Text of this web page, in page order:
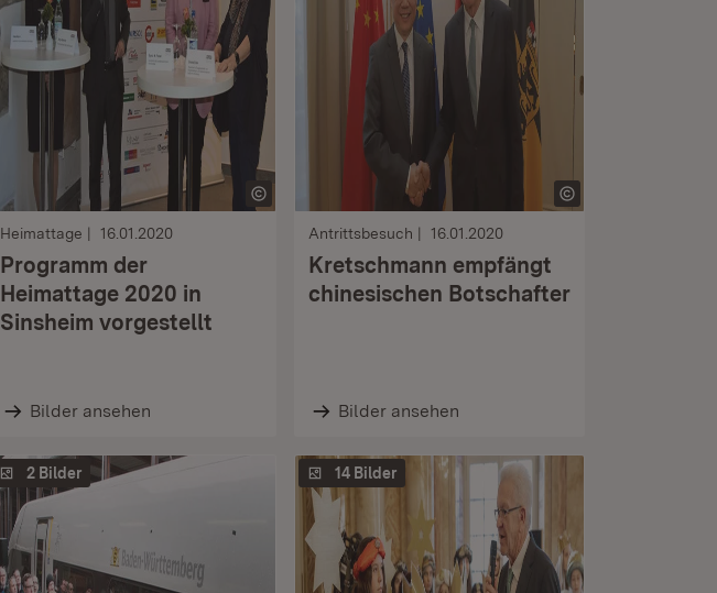
Heimattage 16.01.2020
Programm der
Heimattage 2020 in
Sinsheim vorgestellt
Bilder ansehen
Antrittsbesuch 16.01.2020
Kretschmann empfängt
chinesischen Botschafter
Bilder ansehen
2 Bilder 14 Bilder